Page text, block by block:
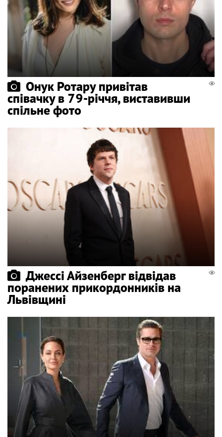
Онук Ротару привітав
співачку в 79-річчя, виставивши
спільне фото
Джессі Айзенберг відвідав
поранених прикордонників на
Львівщині